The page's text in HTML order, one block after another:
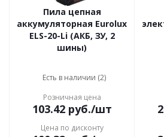
Пила цепная
аккумуляторная Eurolux
ELS-20-Li (АКБ, ЗУ, 2
шины)
Есть в наличии (2)
Розничная цена
103.42руб./шт
Цена по дисконту